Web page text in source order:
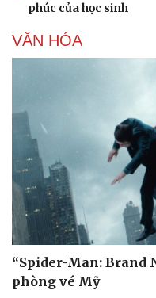
Du lịch
check-in
phúc của học sinh
VĂN HÓA
“Spider-Man: Brand
phòng vé Mỹ